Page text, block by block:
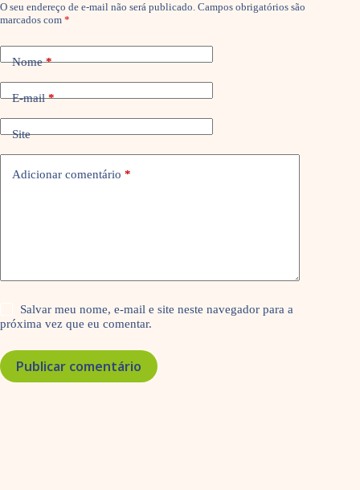
O seu endereço de e-mail não será publicado. Campos obrigatórios são
marcados com *
Nome*
E-mail*
Site
Adicionar comentário *
Salvar meu nome, e-mail e site neste navegador para a
próxima vez que eu comentar.
Publicar comentário